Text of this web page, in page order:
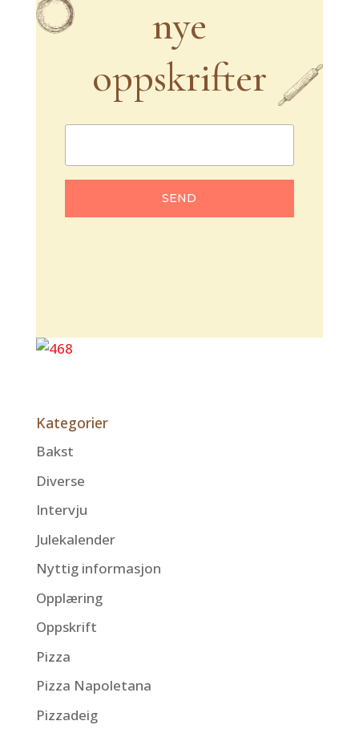
nye
oppskrifter
SEND
Kategorier
Bakst
Diverse
Intervju
Julekalender
Nyttig informasjon
Opplæring
Oppskrift
Pizza
Pizza Napoletana
Pizzadeig